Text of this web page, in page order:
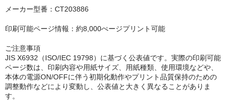
キヤノン CANON
エプソン EPSON
ブラザー BROTHER
メーカー型番：CT203886
印刷可能ページ情報：約8,000ぺージプリント可能
ご注意事項
JIS X6932（ISO/IEC 19798）に基づく公表値です。実際の印刷可能
ページ数は、印刷内容や用紙サイズ、用紙種類、使用環境などや、
本体の電源ON/OFFに伴う初期化動作やプリント品質保持のための
調整動作などにより変動し、公表値と大きく異なることがありま
す。